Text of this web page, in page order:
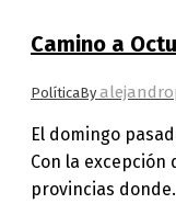
Camino a
PolíticaBy
El domingo
Con la
provincias